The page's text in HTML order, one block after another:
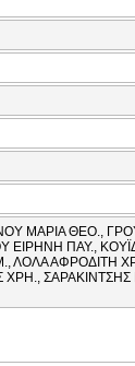
ΜΑΡΙΑ ΘΕΟ.,
ΠΑΥ.,
ΛΟΛΑ ΑΦΡΟΔΙΤΗ
ΣΑΡΑΚΙΝΤΣΗΣ